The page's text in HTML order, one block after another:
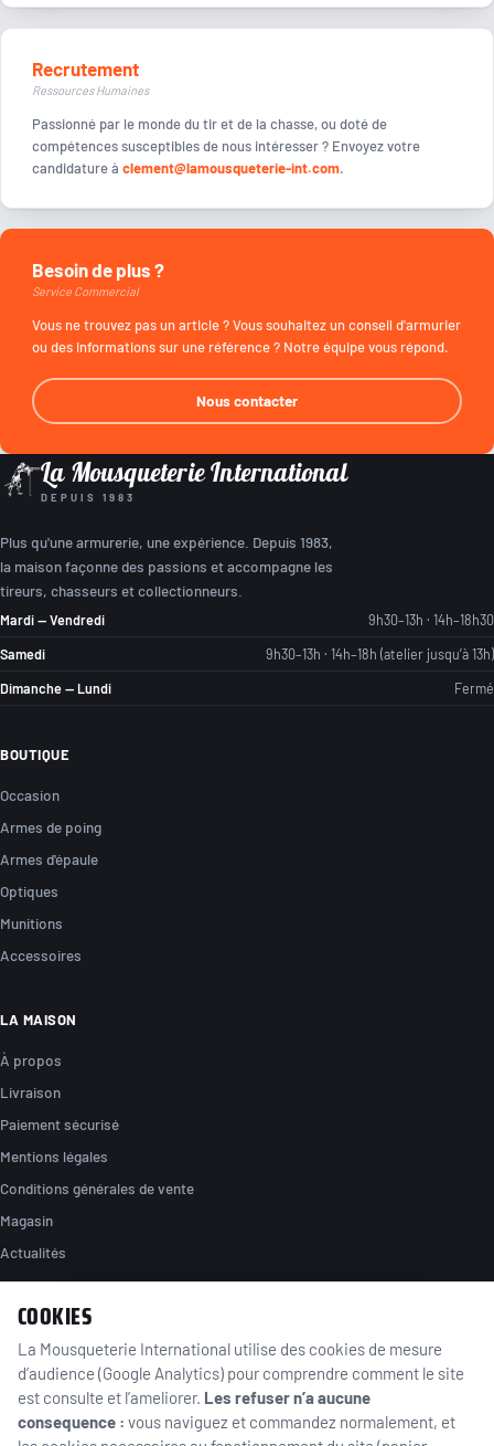
COOKIES
La Mousqueterie International utilise des cookies de mesure
d’audience (Google Analytics) pour comprendre comment le site
est consulte et l’ameliorer. Les refuser n’a aucune
consequence : vous naviguez et commandez normalement, et
Recrutement
Ressources Humaines
Passionné par le monde du tir et de la chasse, ou doté de
compétences susceptibles de nous intéresser ? Envoyez votre
candidature à clement@lamousqueterie-int.com.
Besoin de plus ?
Service Commercial
Vous ne trouvez pas un article ? Vous souhaitez un conseil d'armurier
ou des informations sur une référence ? Notre équipe vous répond.
Nous contacter
La Mousqueterie International
DEPUIS 1983
Plus qu'une armurerie, une expérience. Depuis 1983,
la maison façonne des passions et accompagne les
tireurs, chasseurs et collectionneurs.
Mardi — Vendredi
9h30–13h · 14h–18h30
Samedi
9h30–13h · 14h–18h (atelier jusqu’à 13h)
Dimanche — Lundi
Fermé
BOUTIQUE
Occasion
Armes de poing
Armes d'épaule
Optiques
Munitions
Accessoires
LA MAISON
À propos
Livraison
Paiement sécurisé
Mentions légales
Conditions générales de vente
Magasin
Actualités
NOUS TROUVER
89 rue de la station
95130 Franconville
Île-de-France, France
01 39 59 46 39